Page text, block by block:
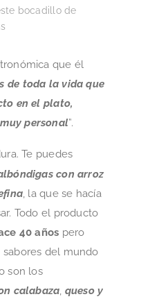
bocadillo de
que él
de toda la vida que
en el plato,
personal”.
Te puedes
con arroz
, la que se hacía
Todo el producto
40 años pero
del mundo
son los
calabaza, queso y